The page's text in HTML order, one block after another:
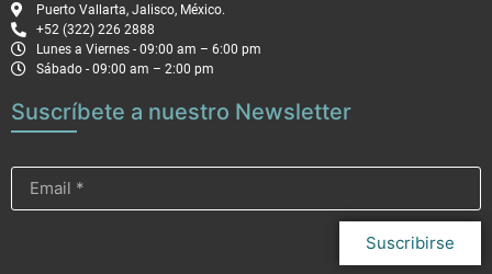
Puerto Vallarta, Jalisco, México.
+52 (322) 226 2888
Lunes a Viernes - 09:00 am – 6:00 pm
Sábado - 09:00 am – 2:00 pm
Suscríbete a nuestro Newsletter
Suscribirse